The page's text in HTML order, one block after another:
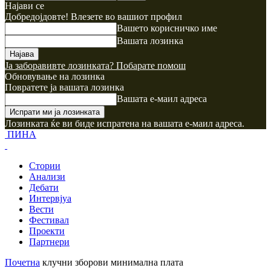
Најави се
Добредојдовте! Влезете во вашиот профил
Вашето корисничко име
Вашата лозинка
Ја заборавивте лозинката? Побарате помош
Обновување на лозинка
Повратете ја вашата лозинка
Вашата е-маил адреса
Лозинката ќе ви биде испратена на вашата е-маил адреса.
ПИНА
Стории
Анализи
Дебати
Интервјуа
Вести
Фестивал
Проекти
Партнери
Почетна клучни зборови минимална плата